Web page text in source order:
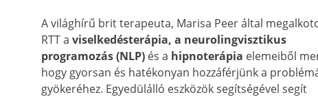
A világhírű brit terapeuta, Marisa Peer által
RTT a viselkedésterápia, a neurolingvisztikus
programozás (NLP) és a hipnoterápia elemeiből
hogy gyorsan és hatékonyan hozzáférjünk a
gyökeréhez. Egyedülálló eszközök segítségével segít